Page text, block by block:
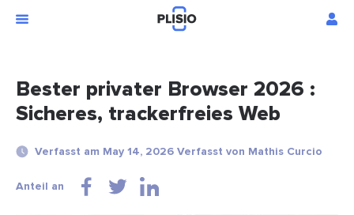
Bester privater Browser 2026 :
Sicheres, trackerfreies Web
Verfasst am May 14, 2026 Verfasst von Mathis Curcio
Anteil an